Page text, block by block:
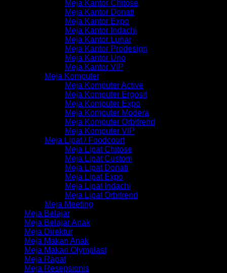
Meja Kantor Chitose
Meja Kantor Donati
Meja Kantor Expo
Meja Kantor Indachi
Meja Kantor Lunar
Meja Kantor Prodesign
Meja Kantor Uno
Meja Kantor VIP
Meja Komputer
Meja Komputer Active
Meja Komputer Ergosit
Meja Komputer Expo
Meja Komputer Modera
Meja Komputer Orbitrend
Meja Komputer VIP
Meja Lipat / Foodcourt
Meja Lipat Chitose
Meja Lipat Custom
Meja Lipat Donati
Meja Lipat Expo
Meja Lipat Indachi
Meja Lipat Orbitrend
Meja Meeting
Meja Belajar
Meja Belajar Anak
Meja Direktur
Meja Makan Anak
Meja Makan Olymplast
Meja Rapat
Meja Resepsionis